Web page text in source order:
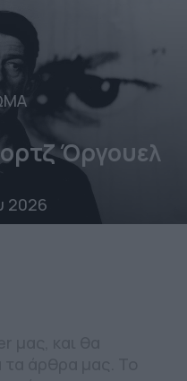
Όργουελ
2026